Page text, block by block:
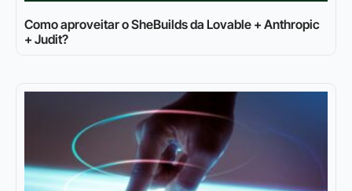
Como aproveitar o SheBuilds da Lovable + Anthropic
+ Judit?